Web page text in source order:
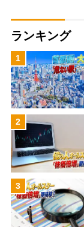
ランキング
1
2
3